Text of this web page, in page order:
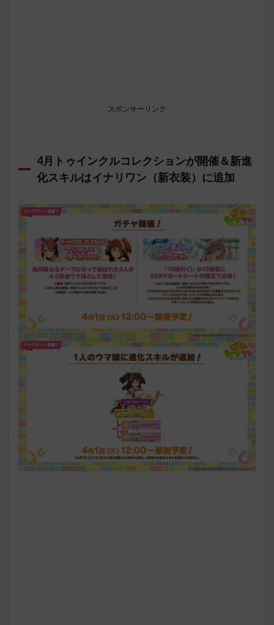
スポンサーリンク
4月トゥインクルコレクションが開催＆新進
化スキルはイナリワン（新衣装）に追加